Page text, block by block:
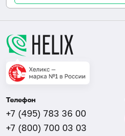
Телефон
+7 (495) 783 36 00
+7 (800) 700 03 03